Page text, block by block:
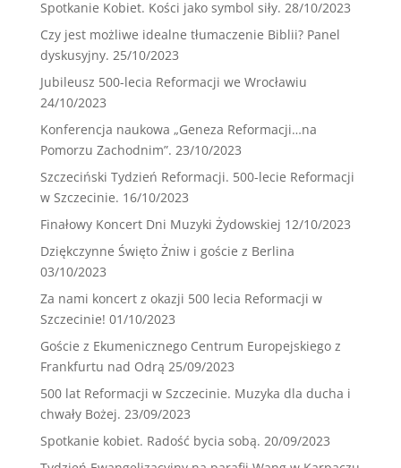
Spotkanie Kobiet. Kości jako symbol siły. 28/10/2023
Czy jest możliwe idealne tłumaczenie Biblii? Panel
dyskusyjny. 25/10/2023
Jubileusz 500-lecia Reformacji we Wrocławiu
24/10/2023
Konferencja naukowa „Geneza Reformacji…na
Pomorzu Zachodnim”. 23/10/2023
Szczeciński Tydzień Reformacji. 500-lecie Reformacji
w Szczecinie. 16/10/2023
Finałowy Koncert Dni Muzyki Żydowskiej 12/10/2023
Dziękczynne Święto Żniw i goście z Berlina
03/10/2023
Za nami koncert z okazji 500 lecia Reformacji w
Szczecinie! 01/10/2023
Goście z Ekumenicznego Centrum Europejskiego z
Frankfurtu nad Odrą 25/09/2023
500 lat Reformacji w Szczecinie. Muzyka dla ducha i
chwały Bożej. 23/09/2023
Spotkanie kobiet. Radość bycia sobą. 20/09/2023